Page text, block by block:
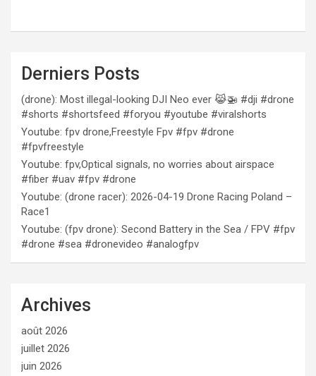
Derniers Posts
(drone): Most illegal-looking DJI Neo ever 😹🚁 #dji #drone
#shorts #shortsfeed #foryou #youtube #viralshorts
Youtube: fpv drone,Freestyle Fpv #fpv #drone
#fpvfreestyle
Youtube: fpv,Optical signals, no worries about airspace
#fiber #uav #fpv #drone
Youtube: (drone racer): 2026-04-19 Drone Racing Poland –
Race1
Youtube: (fpv drone): Second Battery in the Sea / FPV #fpv
#drone #sea #dronevideo #analogfpv
Archives
août 2026
juillet 2026
juin 2026